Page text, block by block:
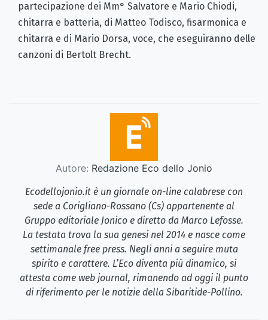
partecipazione dei Mm° Salvatore e Mario Chiodi,
chitarra e batteria, di Matteo Todisco, fisarmonica e
chitarra e di Mario Dorsa, voce, che eseguiranno delle
canzoni di Bertolt Brecht.
Autore: Redazione Eco dello Jonio
Ecodellojonio.it è un giornale on-line calabrese con
sede a Corigliano-Rossano (Cs) appartenente al
Gruppo editoriale Jonico e diretto da Marco Lefosse.
La testata trova la sua genesi nel 2014 e nasce come
settimanale free press. Negli anni a seguire muta
spirito e carattere. L’Eco diventa più dinamico, si
attesta come web journal, rimanendo ad oggi il punto
di riferimento per le notizie della Sibaritide-Pollino.